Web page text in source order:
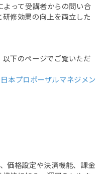
って受講者からの問い合
修効果の向上を両立した
下のページでご覧いただ
本プロポーザルマネジメン
価格設定や決済機能、課金